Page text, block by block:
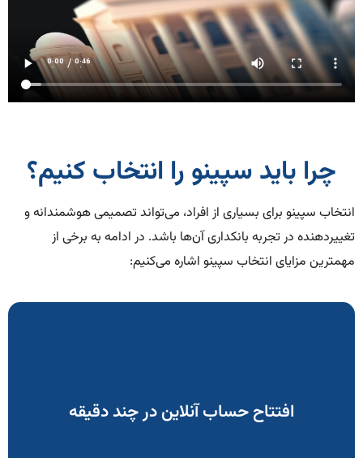
چرا باید سپینو را انتخاب کنیم؟
انتخاب سپینو برای بسیاری از افراد، می‌تواند تصمیمی هوشمندانه و
تغییردهنده در تجربه بانکداری آن‌ها باشد. در ادامه به برخی از
مهمترین مزایای انتخاب سپینو اشاره می‌کنیم:
افتتاح حساب آنلاین در چند دقیقه
دانلود کرده و با طی کردن مراحل احراز هویت دیجیتال (که شامل